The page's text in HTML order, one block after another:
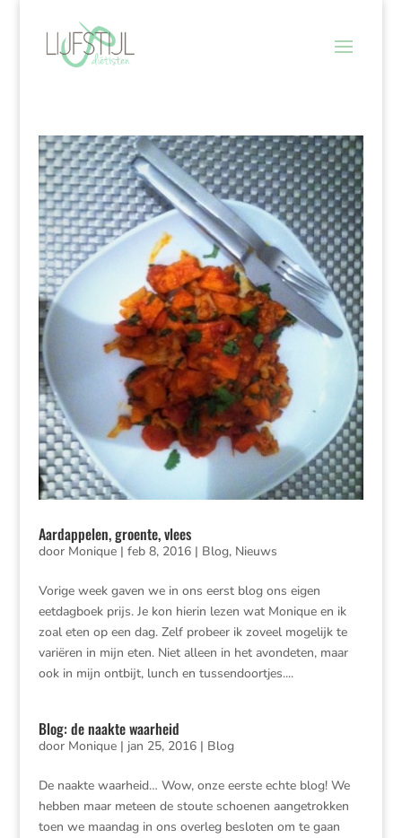
Aardappelen, groente, vlees
door Monique| feb 8, 2016| Blog, Nieuws
Vorige week gaven we in ons eerst blog ons eigen
eetdagboek prijs. Je kon hierin lezen wat Monique en ik
zoal eten op een dag. Zelf probeer ik zoveel mogelijk te
variëren in mijn eten. Niet alleen in het avondeten, maar
ook in mijn ontbijt, lunch en tussendoortjes....
Blog: de naakte waarheid
door Monique| jan 25, 2016| Blog
De naakte waarheid… Wow, onze eerste echte blog! We
hebben maar meteen de stoute schoenen aangetrokken
toen we maandag in ons overleg besloten om te gaan